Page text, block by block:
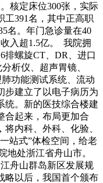
核定床位300张，实际
工391名，其中正高职
名。年门急诊量在40
入超1.5亿。 我院拥
排螺旋CT、DR、进口
析仪、超声胃镜、
功能测试系统、流动
步建立了以电子病历为
统。新的医技综合楼建
合起来，布局更加合
内科、外科、化验、
站式”体检空间，给老
地处浙江省舟山市。
舟山群岛新区发展规
略以后，我国首个颁布